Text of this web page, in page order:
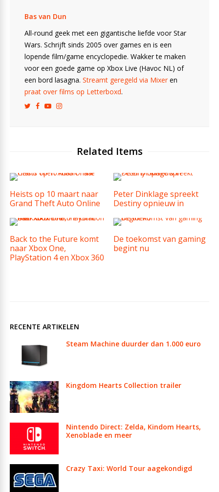
Bas van Dun
All-round geek met een gigantische liefde voor Star
Wars. Schrijft sinds 2005 over games en is een
lopende film/game encyclopedie. Wakker te maken
voor een goede game op Xbox Live (Havoc NL) of
een bord lasagna. Streamt geregeld via Mixeren
praat over films op Letterboxd.
Related Items
Heists op 10 maart naar
Grand Theft Auto Online
Peter Dinklage spreekt
Destiny opnieuw in
Back to the Future komt
naar Xbox One,
PlayStation 4 en Xbox 360
De toekomst van gaming
begint nu
RECENTE ARTIKELEN
Steam Machine duurder dan 1.000 euro
Kingdom Hearts Collection trailer
Nintendo Direct: Zelda, Kindom Hearts,
Xenoblade en meer
Crazy Taxi: World Tour aagekondigd